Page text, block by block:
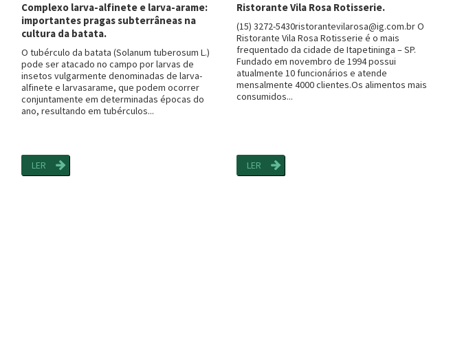
Complexo larva-alfinete e larva-arame:
importantes pragas subterrâneas na
cultura da batata.
O tubérculo da batata (Solanum tuberosum L.)
pode ser atacado no campo por larvas de
insetos vulgarmente denominadas de larva-
alfinete e larvasarame, que podem ocorrer
conjuntamente em determinadas épocas do
ano, resultando em tubérculos...
LER
Ristorante Vila Rosa Rotisserie.
(15) 3272-5430ristorantevilarosa@ig.com.br O
Ristorante Vila Rosa Rotisserie é o mais
frequentado da cidade de Itapetininga – SP.
Fundado em novembro de 1994 possui
atualmente 10 funcionários e atende
mensalmente 4000 clientes.Os alimentos mais
consumidos...
LER